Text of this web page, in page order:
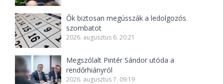
Ők biztosan megússzák a ledolgozós
szombatot
2026. augusztus 6. 20:21
Megszólalt Pintér Sándor utóda a
rendőrhiányról
2026. augusztus 7. 09:19